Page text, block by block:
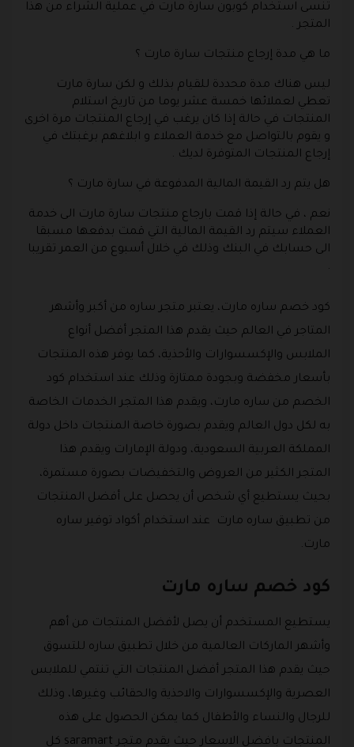
تنسى استخدام كوبون سارة مارت في عملية الشراء من هذا
المتجر .
ما هي مدة إرجاع منتجات سارة مارت ؟
ليس هناك مدة محددة للقيام بذلك و لكن سارة مارت
تعطي لعملائها خمسة عشر يوما من تاريخ استلام
المنتجات في حالة إذا كان يرغب في إرجاع المنتجات مرة اخرى
و يقوم بالتواصل مع خدمة العملاء و ابلاغهم برغبتك في
إرجاع المنتجات المتوفرة لديك .
هل يتم رد القيمة المالية المدفوعة في سارة مارت ؟
نعم ، في حالة إذا قمت بارجاع منتجات سارة مارت الى خدمة
العملاء سيتم رد القيمة المالية التي قمت بدفعها مسبقا
الى حسابك في البنك وذلك في خلال أسبوع من العمر تقريبا
.
كود خصم ساره مارت، يعتبر متجر ساره من أكبر وأشهر
المتاجر في العالم حيث يقدم هذا المتجر أفضل أنواع
الملابس والإكسسوارات والأحذية، كما يوفر هذه المنتجات
بأسعار مخفضة وبجودة ممتازة وذلك عند استخدام كود
الخصم من ساره مارت، ويقدم هذا المتجر الخدمات الخاصة
به لكل دول العالم ويقدم بصورة خاصة المنتجات داخل دولة
المملكة العربية السعودية، ودولة الإمارات ويقدم هذا
المتجر الكثير من العروض والتخفيضات بصورة مستمرة،
بحيث يستطيع أي شخص أن يحصل على أفضل المنتجات
من تطبيق ساره مارت عند استخدام أكواد توفير ساره
مارت.
كود خصم ساره مارت
يستطيع المستخدم أن يصل لأفضل المنتجات من أهم
وأشهر الماركات العالمية من خلال تطبيق ساره للتسوق
حيث يقدم هذا المتجر أفضل المنتجات التي تنتمي للملابس
العصرية والإكسسوارات والاحذية والحقائب وغيرها، وذلك
للرجال والنساء والأطفال كما يمكن الحصول على هذه
المنتجات بافضل الاسعار حيث يقدم متجر saramart كل